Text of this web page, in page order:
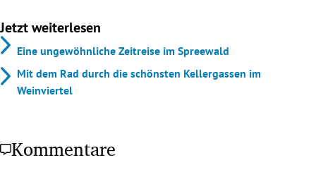
deutsche-weinstrasse.de
Jetzt weiterlesen
Eine ungewöhnliche Zeitreise im Spreewald
Mit dem Rad durch die schönsten Kellergassen im
Weinviertel
Kommentare